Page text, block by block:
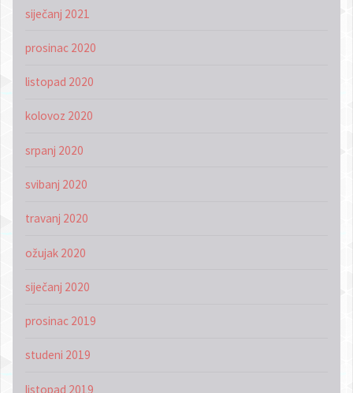
siječanj 2021
prosinac 2020
listopad 2020
kolovoz 2020
srpanj 2020
svibanj 2020
travanj 2020
ožujak 2020
siječanj 2020
prosinac 2019
studeni 2019
listopad 2019